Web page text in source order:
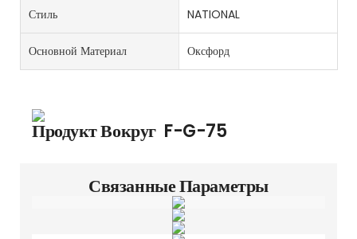
Стиль NATIONAL
Основной Материал Оксфорд
Продукт Вокруг F-G-75
Связанные Параметры